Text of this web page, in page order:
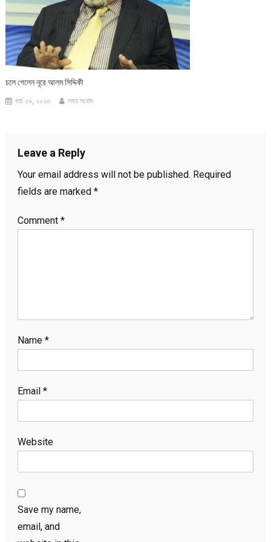
চলে গেলেন নূরে আলম সিদ্দিকী
মার্চ ২৯, ২০২৩ সময় সংবাদ
Leave a Reply
Your email address will not be published. Required
fields are marked *
Comment *
Name *
Email *
Website
Save my name,
email, and